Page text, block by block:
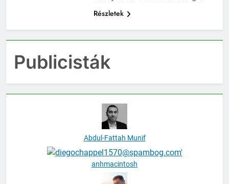
Részletek
Publicisták
Abdul-Fattah Munif
anhmacintosh